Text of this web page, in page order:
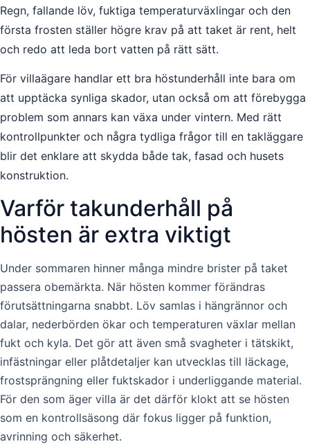
Regn, fallande löv, fuktiga temperaturväxlingar och den
första frosten ställer högre krav på att taket är rent, helt
och redo att leda bort vatten på rätt sätt.
För villaägare handlar ett bra höstunderhåll inte bara om
att upptäcka synliga skador, utan också om att förebygga
problem som annars kan växa under vintern. Med rätt
kontrollpunkter och några tydliga frågor till en takläggare
blir det enklare att skydda både tak, fasad och husets
konstruktion.
Varför takunderhåll på
hösten är extra viktigt
Under sommaren hinner många mindre brister på taket
passera obemärkta. När hösten kommer förändras
förutsättningarna snabbt. Löv samlas i hängrännor och
dalar, nederbörden ökar och temperaturen växlar mellan
fukt och kyla. Det gör att även små svagheter i tätskikt,
infästningar eller plåtdetaljer kan utvecklas till läckage,
frostsprängning eller fuktskador i underliggande material.
För den som äger villa är det därför klokt att se hösten
som en kontrollsäsong där fokus ligger på funktion,
avrinning och säkerhet.